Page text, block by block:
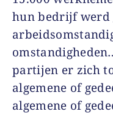
hun bedrijf werd
partijen er zich
algemene of
algemene of